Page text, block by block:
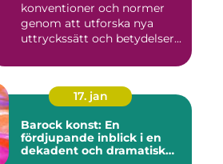
samtida konstvärlden
konventioner och normer
genom att utforska nya
uttryckssätt och betydelser...
17. jan
Barock konst: En
fördjupande inblick i en
dekadent och dramatisk